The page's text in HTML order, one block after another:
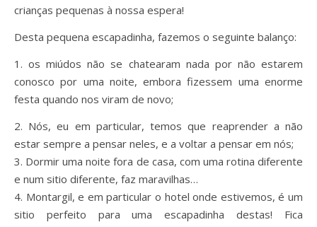
crianças pequenas à nossa espera!
Desta pequena escapadinha, fazemos o seguinte balanço:
1. os miúdos não se chatearam nada por não estarem
conosco por uma noite, embora fizessem uma enorme
festa quando nos viram de novo;
2. Nós, eu em particular, temos que reaprender a não
estar sempre a pensar neles, e a voltar a pensar em nós;
3. Dormir uma noite fora de casa, com uma rotina diferente
e num sitio diferente, faz maravilhas…
4. Montargil, e em particular o hotel onde estivemos, é um
sitio perfeito para uma escapadinha destas! Fica